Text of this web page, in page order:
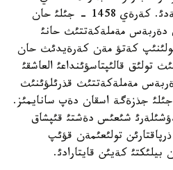
ماسةلةنئ ايتئپ وتكئمئز كةلةدئ. كةرةي 1458 - جئلئ حان
دةربةس مةملةكةتتئث حانئ
كةتؤ مةن كةرةيدئث حان
تولئق قالئپتاسؤئنداعئ العاشقئ
مةملةكةتتئث قذرئلؤئنئث
ءبئز 1470-71- جئلئ جذزةگة اسقان دةپ سانايمئز.
شئعئس دةشتئ قئپشاق
تولئعئمةن قؤئپ
كةيئن قايتارادئ.